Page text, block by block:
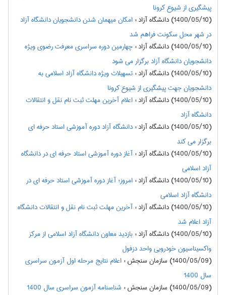
پیشگیری از شیوع کرونا
(1400/05/10) دانشگاه آزاد
:امکان میهمان شدن دانشجویان دانشگاه آزاد
در شهر محل سکونت فراهم شد
(1400/05/10) دانشگاه آزاد
:چهارمین دوره سراسری معرفت رضوی ویژه
دانشجویان دانشگاه آزاد برگزار می شود
(1400/05/10) دانشگاه آزاد
:تسهیلات ویژه دانشگاه آزاد اسلامی به
دانشجویان جهت پیشگیری از شیوع کرونا
(1400/05/10) دانشگاه آزاد
:اعلام آخرین مهلت ثبت نام نقل و انتقالات
دانشگاه آزاد
(1400/05/10) دانشگاه آزاد
:دانشگاه آزاد دوره آموزشی استاد حرفه ای
برگزار می کند
(1400/05/10) دانشگاه آزاد
:آغاز دوره آموزشی استاد حرفه ای در دانشگاه
آزاد اسلامی
(1400/05/10) دانشگاه آزاد
:امروز؛ آغاز دوره آموزشی استاد حرفه ای در
دانشگاه آزاد اسلامی
(1400/05/10) دانشگاه آزاد
:آخرین مهلت ثبت نام نقل و انتقالات دانشگاه
آزاد اعلام شد
(1400/05/10) دانشگاه آزاد
:بازدید معاون دانشگاه آزاد اسلامی از مرکز
واکسیناسیون خودرویی واحد دزفول
(1400/05/09) سازمان سنجش
:اعلام نتايج مرحله اول آزمون سراسري
سال 1400
(1400/05/09) سازمان سنجش
: شناسنامه آزمون سراسری سال 1400